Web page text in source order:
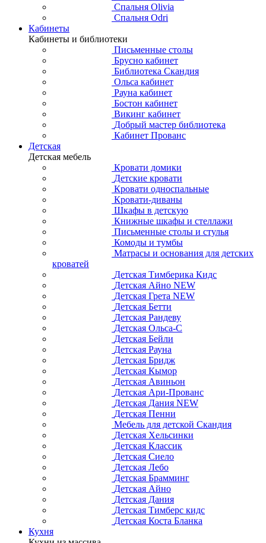
Спальня Olivia
Спальня Odri
Кабинеты
Кабинеты и библиотеки
Письменные столы
Брусно кабинет
Библиотека Скандия
Ольса кабинет
Рауна кабинет
Бостон кабинет
Викинг кабинет
Добрый мастер библиотека
Кабинет Прованс
Детская
Детская мебель
Кровати домики
Детские кровати
Кровати односпальные
Кровати-диваны
Шкафы в детскую
Книжные шкафы и стеллажи
Письменные столы и стулья
Комоды и тумбы
Матрасы и основания для детских
кроватей
Детская Тимберика Кидс
Детская Айно NEW
Детская Грета NEW
Детская Бетти
Детская Рандеву
Детская Ольса-С
Детская Бейли
Детская Рауна
Детская Бридж
Детская Кымор
Детская Авиньон
Детская Ари-Прованс
Детская Дания NEW
Детская Пенни
Мебель для детской Скандия
Детская Хельсинки
Детская Классик
Детская Сиело
Детская Лебо
Детская Брамминг
Детская Айно
Детская Дания
Детская Тимберс кидс
Детская Коста Бланка
Кухня